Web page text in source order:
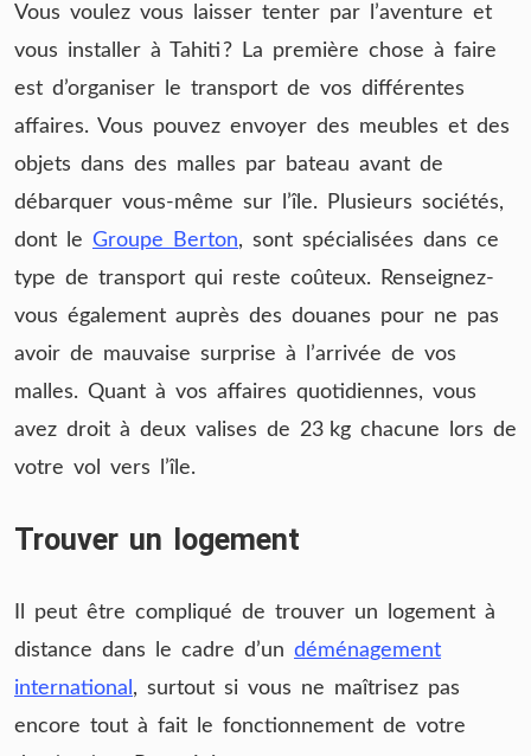
Vous voulez vous laisser tenter par l’aventure et
vous installer à Tahiti ? La première chose à faire
est d’organiser le transport de vos différentes
affaires. Vous pouvez envoyer des meubles et des
objets dans des malles par bateau avant de
débarquer vous-même sur l’île. Plusieurs sociétés,
dont le Groupe Berton, sont spécialisées dans ce
type de transport qui reste coûteux. Renseignez-
vous également auprès des douanes pour ne pas
avoir de mauvaise surprise à l’arrivée de vos
malles. Quant à vos affaires quotidiennes, vous
avez droit à deux valises de 23 kg chacune lors de
votre vol vers l’île.
Trouver un logement
Il peut être compliqué de trouver un logement à
distance dans le cadre d’un déménagement
international , surtout si vous ne maîtrisez pas
encore tout à fait le fonctionnement de votre